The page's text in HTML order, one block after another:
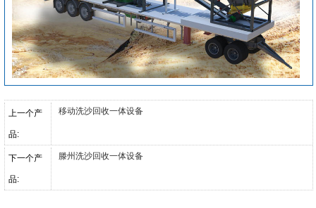
上一个产
品:
移动洗沙回收一体设备
下一个产
品:
滕州洗沙回收一体设备